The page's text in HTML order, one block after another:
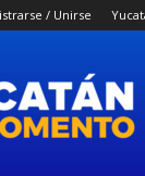
/ Unirse